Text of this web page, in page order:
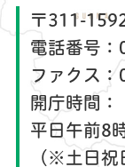
〒311-
電話番号：
ファクス：
開庁時間：
平日午前8
（※土日祝